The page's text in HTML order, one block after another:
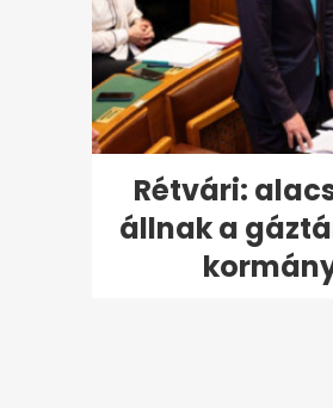
Rétvári:
állnak a